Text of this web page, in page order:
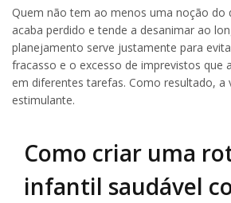
Quem não tem ao menos uma noção do
acaba perdido e tende a desanimar ao
planejamento serve justamente para
fracasso e o excesso de imprevistos que
em diferentes tarefas. Como resultado, a
estimulante.
Como criar uma
infantil saudável